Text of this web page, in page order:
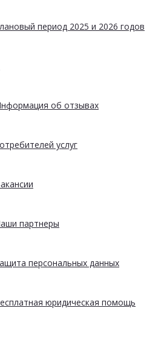
период 2025 и 2026 годов
об отзывах
услуг
партнеры
персональных данных
юридическая помощь